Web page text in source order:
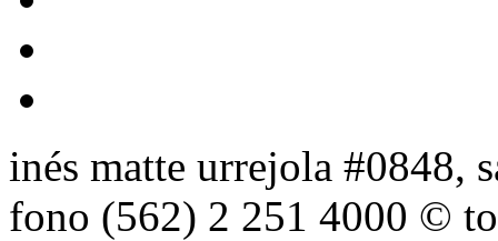
inés matte urrejola #0848,
fono (562) 2 251 4000 ©